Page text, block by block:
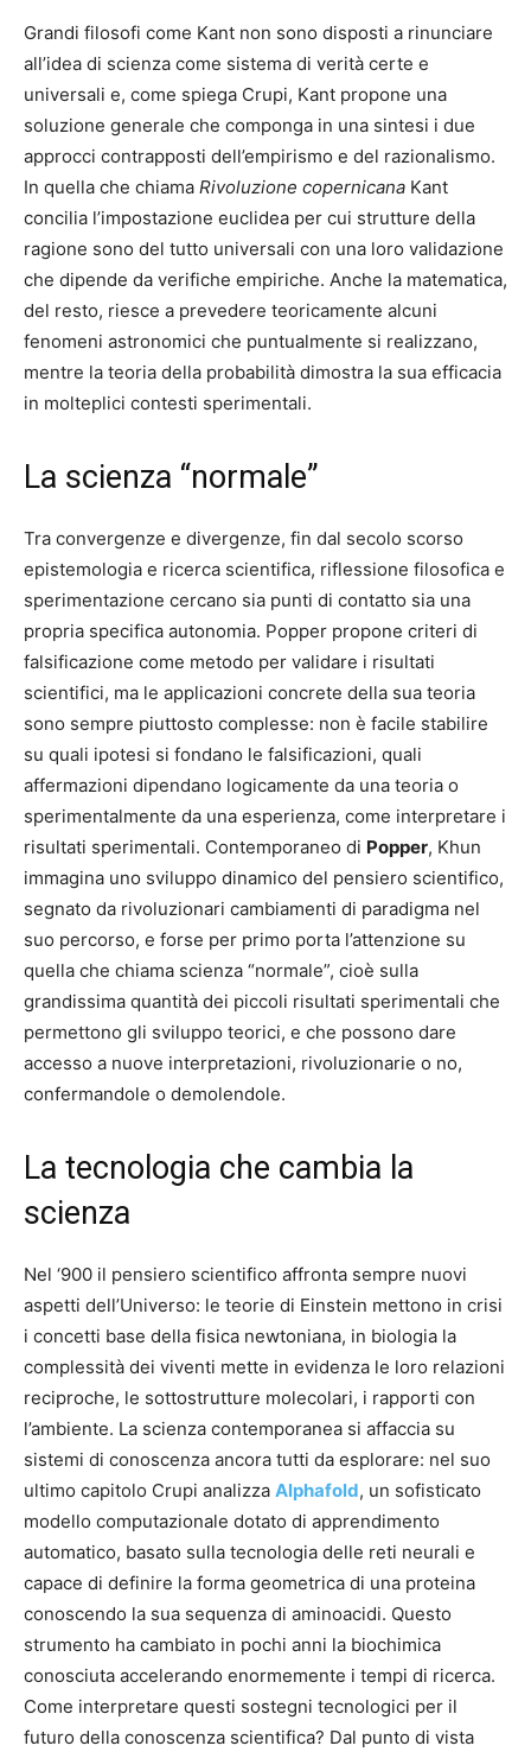
Grandi filosofi come Kant non sono disposti a rinunciare
all’idea di scienza come sistema di verità certe e
universali e, come spiega Crupi, Kant propone una
soluzione generale che componga in una sintesi i due
approcci contrapposti dell’empirismo e del razionalismo.
In quella che chiama Rivoluzione copernicana Kant
concilia l’impostazione euclidea per cui strutture della
ragione sono del tutto universali con una loro validazione
che dipende da verifiche empiriche. Anche la matematica,
del resto, riesce a prevedere teoricamente alcuni
fenomeni astronomici che puntualmente si realizzano,
mentre la teoria della probabilità dimostra la sua efficacia
in molteplici contesti sperimentali.
La scienza “normale”
Tra convergenze e divergenze, fin dal secolo scorso
epistemologia e ricerca scientifica, riflessione filosofica e
sperimentazione cercano sia punti di contatto sia una
propria specifica autonomia. Popper propone criteri di
falsificazione come metodo per validare i risultati
scientifici, ma le applicazioni concrete della sua teoria
sono sempre piuttosto complesse: non è facile stabilire
su quali ipotesi si fondano le falsificazioni, quali
affermazioni dipendano logicamente da una teoria o
sperimentalmente da una esperienza, come interpretare i
risultati sperimentali. Contemporaneo di Popper, Khun
immagina uno sviluppo dinamico del pensiero scientifico,
segnato da rivoluzionari cambiamenti di paradigma nel
suo percorso, e forse per primo porta l’attenzione su
quella che chiama scienza “normale”, cioè sulla
grandissima quantità dei piccoli risultati sperimentali che
permettono gli sviluppo teorici, e che possono dare
accesso a nuove interpretazioni, rivoluzionarie o no,
confermandole o demolendole.
La tecnologia che cambia la
scienza
Nel ‘900 il pensiero scientifico affronta sempre nuovi
aspetti dell’Universo: le teorie di Einstein mettono in crisi
i concetti base della fisica newtoniana, in biologia la
complessità dei viventi mette in evidenza le loro relazioni
reciproche, le sottostrutture molecolari, i rapporti con
l’ambiente. La scienza contemporanea si affaccia su
sistemi di conoscenza ancora tutti da esplorare: nel suo
ultimo capitolo Crupi analizza Alphafold, un sofisticato
modello computazionale dotato di apprendimento
automatico, basato sulla tecnologia delle reti neurali e
capace di definire la forma geometrica di una proteina
conoscendo la sua sequenza di aminoacidi. Questo
strumento ha cambiato in pochi anni la biochimica
conosciuta accelerando enormemente i tempi di ricerca.
Come interpretare questi sostegni tecnologici per il
futuro della conoscenza scientifica? Dal punto di vista